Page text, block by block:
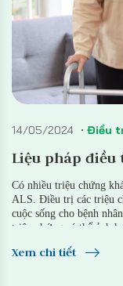
14/05/2024 Điều
Liệu pháp
Có nhiều triệu chứng
ALS. Điều trị các triệu
cuộc sống cho bệnh
triệu chứng có thể ảnh
Xem chi tiết